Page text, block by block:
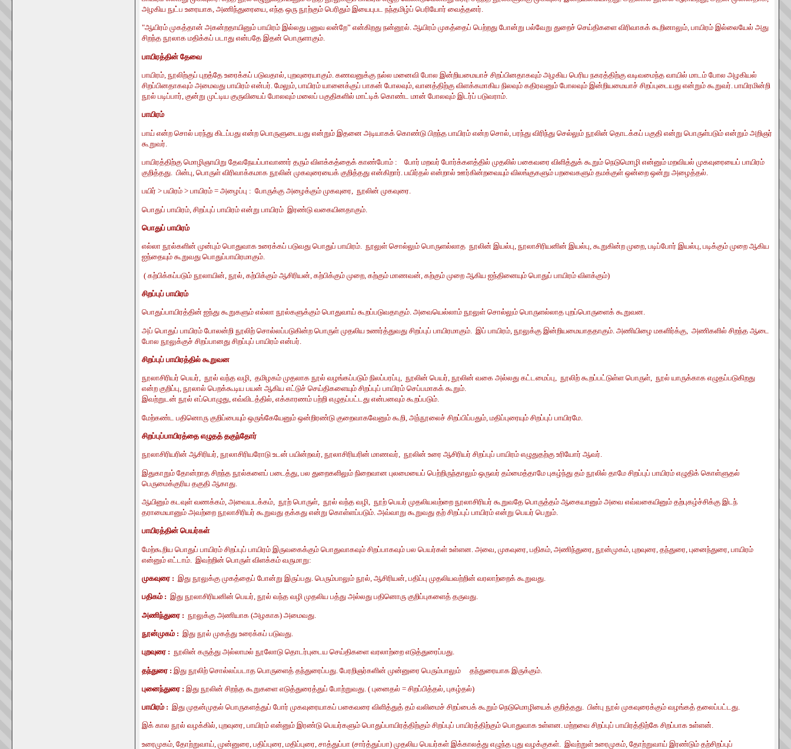
அழகிய நுட்ப உரையாக, அணிந்துரையை, எந்த ஒரு நூற்கும் பெரிதும் இயைபுபட நந்தமிழ்ப் பெரியோர் வைத்தனர்.
"ஆயிரம் முகத்தான் அகன்றதாயினும் பாயிரம் இல்லது பனுவ லன்றே” என்கிறது நன்னூல். ஆயிரம் முகத்தைப் பெற்றது போன்று பல்வேறு துறைச் செய்திகளை விரிவாகக் கூறினாலும், பாயிரம் இல்லையேல் அது
சிறந்த நூலாக மதிக்கப் படாது என்பதே இதன் பொருளாகும்.
பாயிரத்தின் தேவை
பாயிரம், நூலிற்குப் புறத்தே உரைக்கப் படுவதால், புறவுரையாகும். கணவனுக்கு நல்ல மனைவி போல இன்றியமையாச் சிறப்பினதாகவும் அழகிய பெரிய நகரத்திற்கு வடிவமைந்த வாயில் மாடம் போல அழகியல்
சிறப்பினதாகவும் அமைவது பாயிரம் என்பர். மேலும், பாயிரம் யானைக்குப் பாகன் போலவும், வானத்திற்கு விளக்கமாகிய நிலவும் கதிரவனும் போலவும் இன்றியமையாச் சிறப்புடையது என்றும் கூறுவர். பாயிரமின்றி
நூல் படிப்பார், குன்று முட்டிய குருவியைப் போலவும் மலைப் பகுதிகளில் மாட்டிக் கொண்ட மான் போலவும் இடர்ப் படுவராம்.
பாயிரம்
பாய் என்ற சொல் பரந்து கிடப்பது என்ற பொருளுடையது என்றும் இதனை அடியாகக் கொண்டு பிறந்த பாயிரம் என்ற சொல், பரந்து விரிந்து செல்லும் நூலின் தொடக்கப் பகுதி என்று பொருள்படும் என்றும் அறிஞர்
கூறுவர்.
பாயிரத்திற்கு மொழிஞாயிறு தேவநேயப்பாவாணர் தரும் விளக்கத்தைக் காண்போம் : போர் மறவர் போர்க்களத்தில் முதலில் பகைவரை விளித்துக் கூறும் நெடுமொழி என்னும் மறவியல் முகவுரையைப் பாயிரம்
குறித்தது. பின்பு, பொருள் விரிவாக்கமாக நூலின் முகவுரையைக் குறித்தது என்கிறார். பயிர்தல் என்றால் ஊர்கின்றவையும் விலங்குகளும் பறவைகளும் தமக்குள் ஒன்றை ஒன்று அழைத்தல்.
பயிர் > பயிரம் > பாயிரம் = அழைப்பு : போருக்கு அழைக்கும் முகவுரை, நூலின் முகவுரை.
பொதுப் பாயிரம், சிறப்புப் பாயிரம் என்று பாயிரம் இரண்டு வகையினதாகும்.
பொதுப் பாயிரம்
எல்லா நூல்களின் முன்பும் பொதுவாக உரைக்கப் படுவது பொதுப் பாயிரம். நூலுள் சொல்லும் பொருளல்லாத நூலின் இயல்பு, நூலாசிரியனின் இயல்பு, கூறுகின்ற முறை, படிப்போர் இயல்பு, படிக்கும் முறை ஆகிய
ஐந்தையும் கூறுவது பொதுப்பாயிரமாகும்.
( கற்பிக்கப்படும் நூலாயின், நூல், கற்பிக்கும் ஆசிரியன், கற்பிக்கும் முறை, கற்கும் மாணவன், கற்கும் முறை ஆகிய ஐந்தினையும் பொதுப் பாயிரம் விளக்கும்)
சிறப்புப் பாயிரம்
பொதுப்பாயிரத்தின் ஐந்து கூறுகளும் எல்லா நூல்களுக்கும் பொதுவாய் கூறப்படுவதாகும். அவையெல்லாம் நூலுள் சொல்லும் பொருளல்லாத புறப்பொருளைக் கூறுவன.
அப் பொதுப் பாயிரம் போலன்றி நூலிற் சொல்லப்படுகின்ற பொருள் முதலிய உணர்த்துவது சிறப்புப் பாயிரமாகும். இப் பாயிரம், நூலுக்கு இன்றியமையாததாகும். அணியிழை மகளிர்க்கு, அணிகளில் சிறந்த ஆடை
போல நூலுக்குச் சிறப்பானது சிறப்புப் பாயிரம் என்பர்.
சிறப்புப் பாயிரத்தில் கூறுவன
நூலாசிரியர் பெயர், நூல் வந்த வழி, தமிழகம் முதலாக நூல் வழங்கப்படும் நிலப்பரப்பு, நூலின் பெயர், நூலின் வகை அல்லது கட்டமைப்பு, நூலிற் கூறப்பட்டுள்ள பொருள், நூல் யாருக்காக எழுதப்படுகிறது
என்ற குறிப்பு, நூலால் பெறக்கூடிய பயன் ஆகிய எட்டுச் செய்திகளையும் சிறப்புப் பாயிரம் செப்பமாகக் கூறும்.
இவற்றுடன் நூல் எப்பொழுது, எவ்விடத்தில், எக்காரணம் பற்றி எழுதப்பட்டது என்பனவும் கூறப்படும்.
மேற்கண்ட பதினொரு குறிப்பையும் ஒருங்கேயேனும் ஒன்றிரண்டு குறைவாகவேனும் கூறி, அந்நூலைச் சிறப்பிப்பதும், மதிப்புரையும் சிறப்புப் பாயிரமே.
சிறப்புப்பாயிரத்தை எழுதத் தகுந்தோர்
நூலாசிரியரின் ஆசிரியர், நூலாசிரியரோடு உடன் பயின்றவர், நூலாசிரியரின் மாணவர், நூலின் உரை ஆசிரியர் சிறப்புப் பாயிரம் எழுதுதற்கு உரியோர் ஆவர்.
இதுகாறும் தோன்றாத சிறந்த நூல்களைப் படைத்து, பல துறைகளிலும் நிறைவான புலமையைப் பெற்றிருந்தாலும் ஒருவர் தம்மைத்தாமே புகழ்ந்து தம் நூலில் தாமே சிறப்புப் பாயிரம் எழுதிக் கொள்ளுதல்
பெருமைக்குரிய தகுதி ஆகாது.
ஆயினும் கடவுள் வணக்கம், அவையடக்கம், நூற் பொருள், நூல் வந்த வழி, நூற் பெயர் முதலியவற்றை நூலாசிரியர் கூறுவதே பொருத்தம் ஆகையானும் அவை எவ்வகையினும் தற்புகழ்ச்சிக்கு இடந்
தராமையானும் அவற்றை நூலாசிரியர் கூறுவது தக்கது என்று கொள்ளப்படும். அவ்வாறு கூறுவது தற் சிறப்புப் பாயிரம் என்று பெயர் பெறும்.
பாயிரத்தின் பெயர்கள்
மேற்கூறிய பொதுப் பாயிரம் சிறப்புப் பாயிரம் இருவகைக்கும் பொதுவாகவும் சிறப்பாகவும் பல பெயர்கள் உள்ளன. அவை, முகவுரை, பதிகம், அணிந்துரை, நூன்முகம், புறவுரை, தந்துரை, புனைந்துரை, பாயிரம்
என்னும் எட்டாம். இவற்றின் பொருள் விளக்கம் வருமாறு:
முகவுரை : இது நூலுக்கு முகத்தைப் போன்று இருப்பது. பெரும்பாலும் நூல், ஆசிரியன், பதிப்பு முதலியவற்றின் வரலாற்றைக் கூறுவது.
பதிகம் : இது நூலாசிரியனின் பெயர், நூல் வந்த வழி முதலிய பத்து அல்லது பதினொரு குறிப்புகளைத் தருவது.
அணிந்துரை : நூலுக்கு அணியாக (அழகாக) அமைவது.
நூன்முகம் : இது நூல் முகத்து உரைக்கப் படுவது.
புறவுரை : நூலின் கருத்து அல்லாமல் நூலோடு தொடர்புடைய செய்திகளை வரலாற்றை எடுத்துரைப்பது.
தந்துரை : இது நூலிற் சொல்லப்படாத பொருளைத் தந்துரைப்பது. பேரறிஞர்களின் முன்னுரை பெரும்பாலும் தந்துரையாக இருக்கும்.
புனைந்துரை : இது நூலின் சிறந்த கூறுகளை எடுத்துரைத்துப் போற்றுவது. ( புனைதல் = சிறப்பித்தல், புகழ்தல்)
பாயிரம் : இது முதன்முதல் பொருகளத்துப் போர் முகவுரையாகப் பகைவரை விளித்துத் தம் வலிமைச் சிறப்பைக் கூறும் நெடுமொழியைக் குறித்தது. பின்பு நூல் முகவுரைக்கும் வழங்கத் தலைப்பட்டது.
இக் கால நூல் வழக்கில், புறவுரை, பாயிரம் என்னும் இரண்டு பெயர்களும் பொதுப்பாயிரத்திற்கும் சிறப்புப் பாயிரத்திற்கும் பொதுவாக உள்ளன. மற்றவை சிறப்புப் பாயிரத்திற்கே சிறப்பாக உள்ளன்.
உரைமுகம், தோற்றுவாய், முன்னுரை, பதிப்புரை, மதிப்புரை, சாத்துப்பா (சார்த்துப்பா) முதலிய பெயர்கள் இக்காலத்து எழுந்த புது வழக்குகள். இவற்றுள் உரைமுகம், தோற்றுவாய் இரண்டும் தற்சிறப்புப்